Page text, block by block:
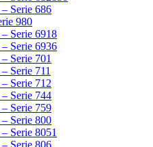
Serie 686
980
Serie 6918
Serie 6936
Serie 701
Serie 711
Serie 712
Serie 744
Serie 759
Serie 800
Serie 8051
Serie 806